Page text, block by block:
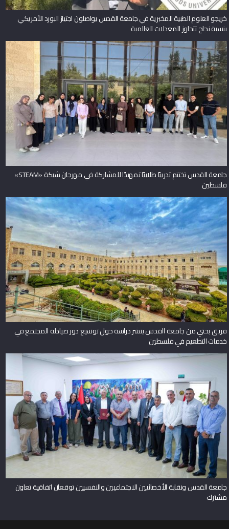
خريجو العلوم الطبية المخبرية في جامعة القدس يواصلون اجتياز البورد الأمريكي
بنسبة نجاح تتجاوز المعدلات العالمية
جامعة القدس تختتم تدريبًا طلابيًا تمهيدًا للمشاركة في مهرجان شبكة «STEAM»
فلسطين
فريق بحثي من جامعة القدس ينشر دراسة حول توسيع دور صيادلة المجتمع في
خدمات التطعيم في فلسطين
جامعة القدس ونقابة الأخصائيين الاجتماعيين والنفسيين توقعان اتفاقية تعاون
مشترك